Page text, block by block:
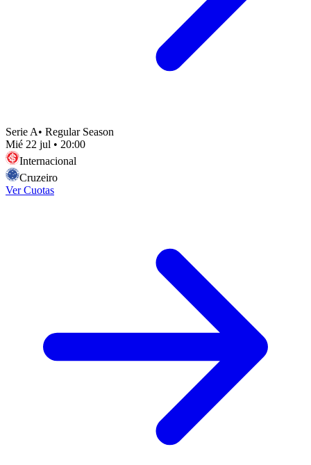
Serie A• Regular Season
Mié 22 jul • 20:00
Internacional
Cruzeiro
Ver Cuotas